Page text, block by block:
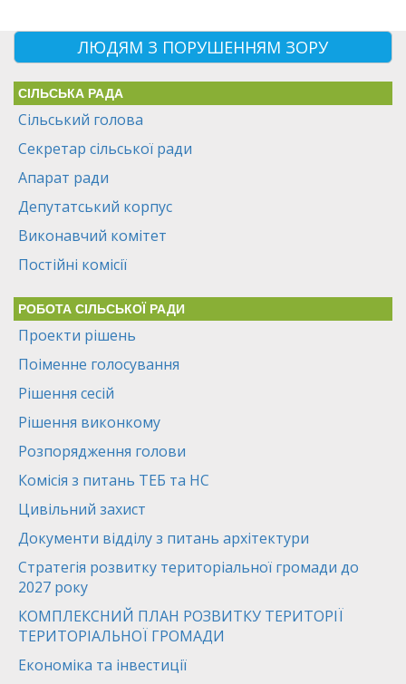
ЛЮДЯМ З ПОРУШЕННЯМ ЗОРУ
СІЛЬСЬКА РАДА
Сільський голова
Секретар сільської ради
Апарат ради
Депутатський корпус
Виконавчий комітет
Постійні комісії
РОБОТА СІЛЬСЬКОЇ РАДИ
Проекти рішень
Поіменне голосування
Рішення сесій
Рішення виконкому
Розпорядження голови
Комісія з питань ТЕБ та НС
Цивільний захист
Документи відділу з питань архітектури
Стратегія розвитку територіальної громади до
2027 року
КОМПЛЕКСНИЙ ПЛАН РОЗВИТКУ ТЕРИТОРІЇ
ТЕРИТОРІАЛЬНОЇ ГРОМАДИ
Економіка та інвестиції